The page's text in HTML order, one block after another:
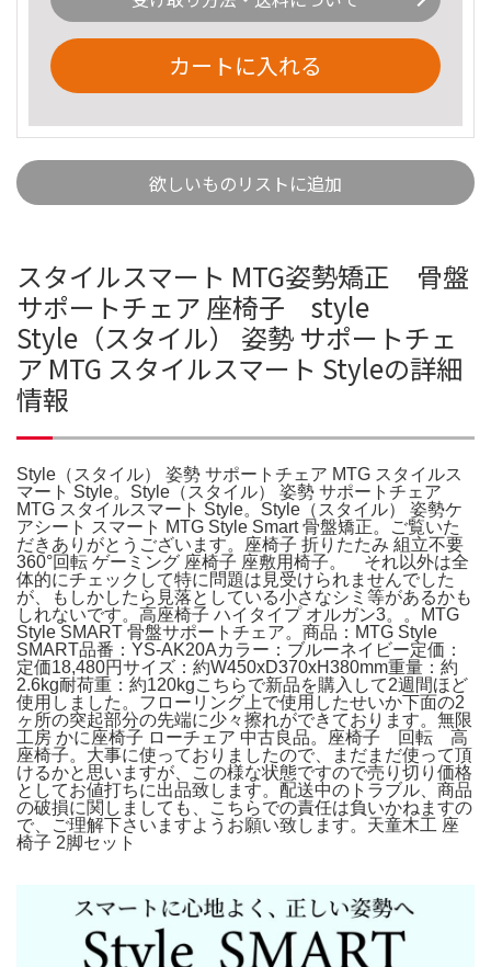
カートに入れる
欲しいものリストに追加
スタイルスマート MTG姿勢矯正 骨盤
サポートチェア 座椅子 style
Style（スタイル） 姿勢 サポートチェ
ア MTG スタイルスマート Styleの詳細
情報
Style（スタイル） 姿勢 サポートチェア MTG スタイルス
マート Style。Style（スタイル） 姿勢 サポートチェア
MTG スタイルスマート Style。Style（スタイル） 姿勢ケ
アシート スマート MTG Style Smart 骨盤矯正。ご覧いた
だきありがとうございます。座椅子 折りたたみ 組立不要
360°回転 ゲーミング 座椅子 座敷用椅子。 それ以外は全
体的にチェックして特に問題は見受けられませんでした
が、もしかしたら見落としている小さなシミ等があるかも
しれないです。高座椅子 ハイタイプ オルガン3。。MTG
Style SMART 骨盤サポートチェア。商品：MTG Style
SMART品番：YS-AK20Aカラー：ブルーネイビー定価：
定価18,480円サイズ：約W450xD370xH380mm重量：約
2.6kg耐荷重：約120kgこちらで新品を購入して2週間ほど
使用しました。フローリング上で使用したせいか下面の2
ヶ所の突起部分の先端に少々擦れができております。無限
工房 かに座椅子 ローチェア 中古良品。座椅子 回転 高
座椅子。大事に使っておりましたので、まだまだ使って頂
けるかと思いますが、この様な状態ですので売り切り価格
としてお値打ちに出品致します。配送中のトラブル、商品
の破損に関しましても、こちらでの責任は負いかねますの
で、ご理解下さいますようお願い致します。天童木工 座
椅子 2脚セット